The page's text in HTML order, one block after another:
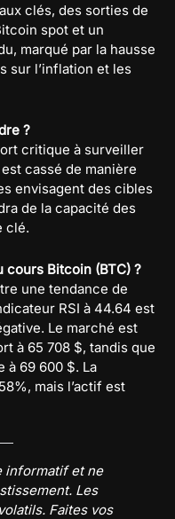
clés, des sorties de
spot et un
marqué par la hausse
sur l’inflation et les
?
critique à surveiller
cassé de manière
envisagent des cibles
de la capacité des
clé.
cours Bitcoin (BTC) ?
une tendance de
RSI à 44.64 est
Le marché est
à 65 708 $, tandis que
à 69 600 $. La
mais l’actif est
informatif et ne
Les
Faites vos